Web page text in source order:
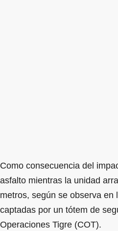
Como consecuencia del
asfalto mientras la unidad
metros, según se observa en
captadas por un tótem de
Operaciones Tigre (COT).